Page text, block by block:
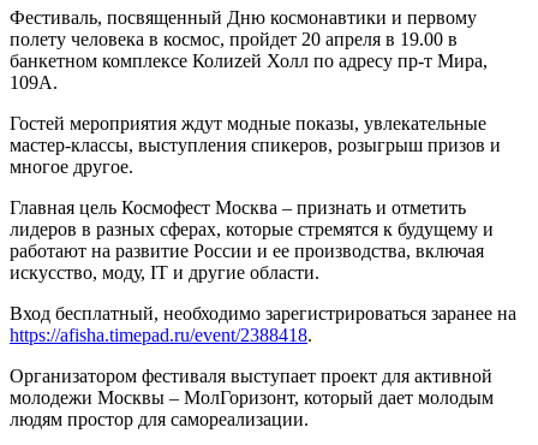
Фестиваль, посвященный Дню космонавтики и первому
полету человека в космос, пройдет 20 апреля в 19.00 в
банкетном комплексе Колиzей Холл по адресу пр-т Мира,
109А.
Гостей мероприятия ждут модные показы, увлекательные
мастер-классы, выступления спикеров, розыгрыш призов и
многое другое.
Главная цель Космофест Москва – признать и отметить
лидеров в разных сферах, которые стремятся к будущему и
работают на развитие России и ее производства, включая
искусство, моду, IT и другие области.
Вход бесплатный, необходимо зарегистрироваться заранее на
https://afisha.timepad.ru/event/2388418.
Организатором фестиваля выступает проект для активной
молодежи Москвы – МолГоризонт, который дает молодым
людям простор для самореализации.